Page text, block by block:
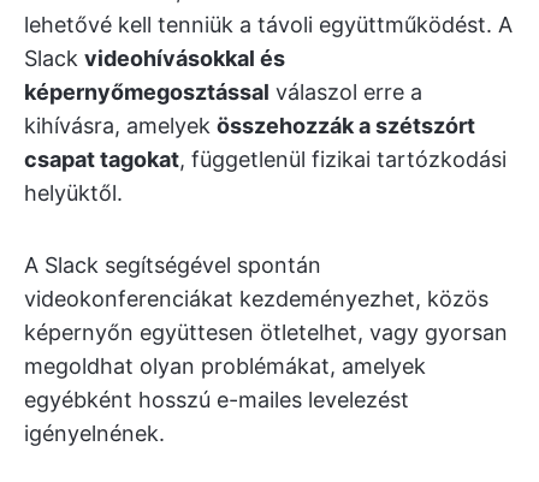
lehetővé kell tenniük a távoli együttműködést. A
Slack videohívásokkal és
képernyőmegosztással válaszol erre a
kihívásra, amelyek összehozzák a szétszórt
csapat tagokat, függetlenül fizikai tartózkodási
helyüktől.
A Slack segítségével spontán
videokonferenciákat kezdeményezhet, közös
képernyőn együttesen ötletelhet, vagy gyorsan
megoldhat olyan problémákat, amelyek
egyébként hosszú e-mailes levelezést
igényelnének.